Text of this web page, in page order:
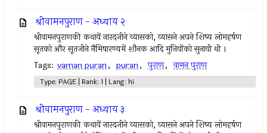
श्रीवामनपुराण - अध्याय २
श्रीवामनपुराणकी कथायें नारदजीने व्यासको, व्यासने अपने शिष्य लोमहर्षण
सूतको और सूतजीने नैमिषारण्यमें शौनक आदि मुनियोंको सुनायी थी ।
Tags: vaman puran, puran, पुराण, वामन पुराण
Type: PAGE | Rank: 1 | Lang: hi
श्रीवामनपुराण - अध्याय ३
श्रीवामनपुराणकी कथायें नारदजीने व्यासको, व्यासने अपने शिष्य लोमहर्षण